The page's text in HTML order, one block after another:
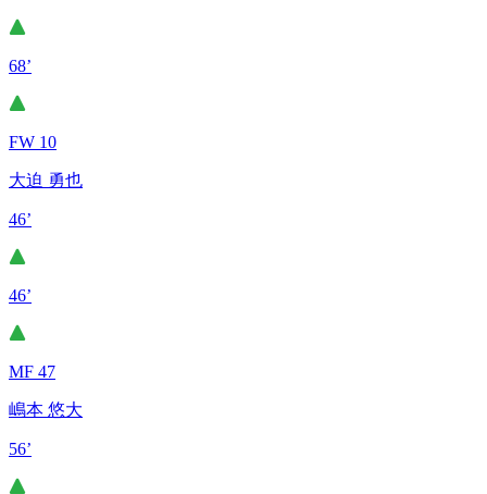
68’
FW 10
大迫 勇也
46’
46’
MF 47
嶋本 悠大
56’